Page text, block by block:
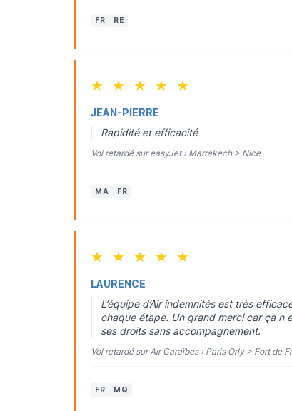
FR RE
★ ★ ★ ★ ★
JEAN-PIERRE
Rapidité et efficacité
Vol retardé sur easyJet › Marrakech > Nice
MA FR
★ ★ ★ ★ ★
LAURENCE
L’équipe d’Air indemnités est très
chaque étape. Un grand merci car ça n
ses droits sans accompagnement.
Vol retardé sur Air Caraïbes › Paris Orly > Fort de
FR MQ